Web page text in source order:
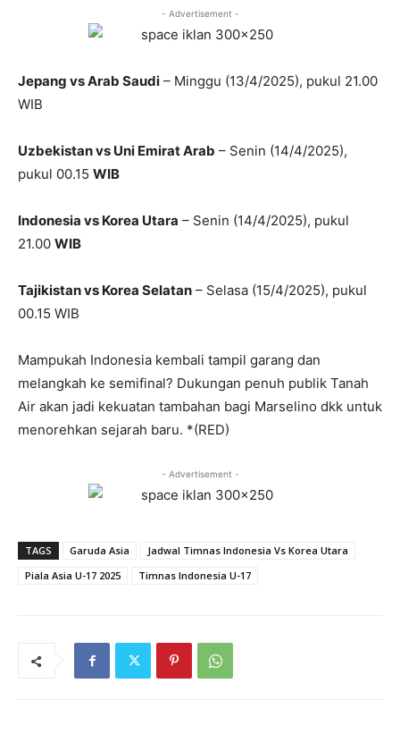
- Advertisement -
Jepang vs Arab Saudi – Minggu (13/4/2025), pukul 21.00
WIB
Uzbekistan vs Uni Emirat Arab – Senin (14/4/2025),
pukul 00.15 WIB
Indonesia vs Korea Utara – Senin (14/4/2025), pukul
21.00 WIB
Tajikistan vs Korea Selatan – Selasa (15/4/2025), pukul
00.15 WIB
Mampukah Indonesia kembali tampil garang dan
melangkah ke semifinal? Dukungan penuh publik Tanah
Air akan jadi kekuatan tambahan bagi Marselino dkk untuk
menorehkan sejarah baru. *(RED)
- Advertisement -
TAGS Garuda Asia
Jadwal Timnas Indonesia Vs Korea Utara
Piala Asia U-17 2025
Timnas Indonesia U-17